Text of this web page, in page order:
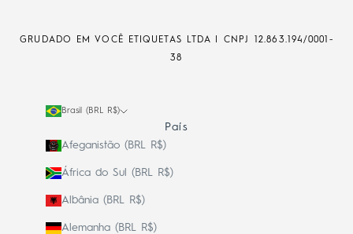
GRUDADO EM VOCÊ ETIQUETAS LTDA | CNPJ
12.863.194/0001-
38
Brasil (BRL R$)
País
Afeganistão (BRL R$)
África do Sul (BRL R$)
Albânia (BRL R$)
Alemanha (BRL R$)